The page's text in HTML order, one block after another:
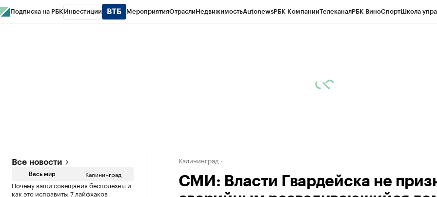
Подписка на РБК Инвестиции МероприятияОтраслиНедвижимостьAutonewsРБК КомпанииТелеканалРБК ВиноСпортШкола
Все новости
Весь мир Калининград
Почему ваши совещания бесполезны и
как это исправить: 7 лайфхаков
Калининград
СМИ: Власти Гвардейска не